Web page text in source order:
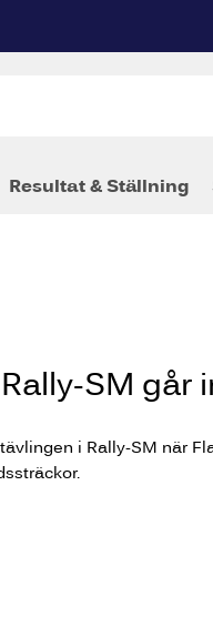
Resultat & Ställning
SM går
i Rally-SM när